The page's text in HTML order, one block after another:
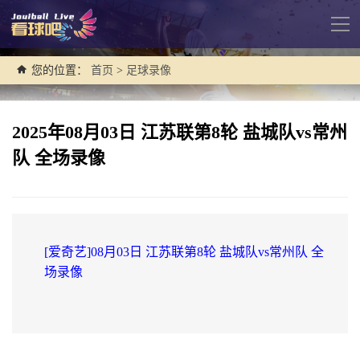
导
您的位置： 首页 > 足球录像
2025年08月03日 江苏联第8轮 盐城队vs常州
队 全场录像
[爱奇艺]08月03日 江苏联第8轮 盐城队vs常州队 全
场录像